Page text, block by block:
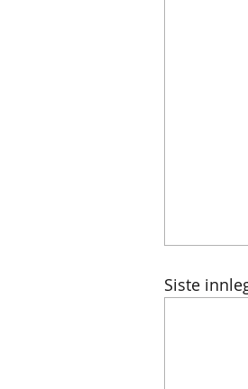
Siste